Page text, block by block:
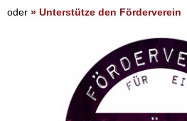
oder » Unterstütze den Förderverein